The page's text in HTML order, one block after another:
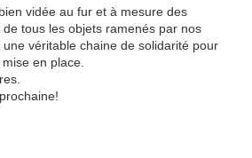
vidée au fur et à mesure des
tous les objets ramenés par nos
véritable chaine de solidarité pour
en place.